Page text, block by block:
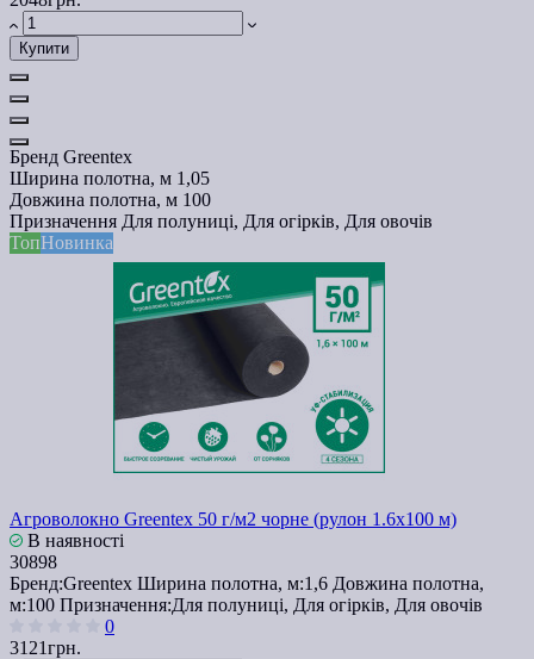
Купити
Бренд Greentex
Ширина полотна, м 1,05
Довжина полотна, м 100
Призначення Для полуниці, Для огірків, Для овочів
ТопНовинка
Агроволокно Greentex 50 г/м2 чорне (рулон 1.6x100 м)
В наявності
30898
Бренд:Greentex Ширина полотна, м:1,6 Довжина полотна,
м:100 Призначення:Для полуниці, Для огірків, Для овочів
0
3121грн.